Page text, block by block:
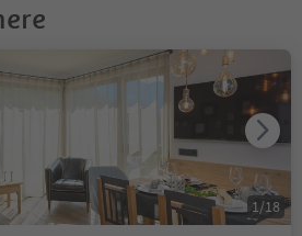
1/18